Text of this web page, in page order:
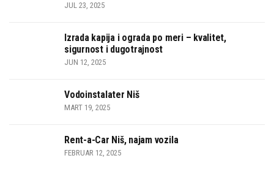
JUL 23, 2025
Izrada kapija i ograda po meri – kvalitet,
sigurnost i dugotrajnost
JUN 12, 2025
Vodoinstalater Niš
MART 19, 2025
Rent-a-Car Niš, najam vozila
FEBRUAR 12, 2025